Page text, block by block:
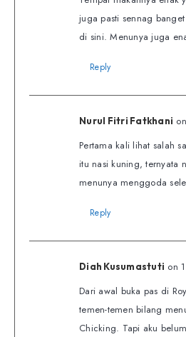
juga pasti sennag
di sini. Menunya juga
Reply
Nurul Fitri Fatkhani
Pertama kali lihat salah
itu nasi kuning, ternyata
menunya menggoda
Reply
Diah Kusumastuti on
Dari awal buka pas di
temen-temen bilang
Chicking. Tapi aku